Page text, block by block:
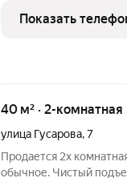
постройки, квартира
переменной
Показать
40 м² · 2-
улица Гусарова,7
Продается 2х
обычное. Чистый